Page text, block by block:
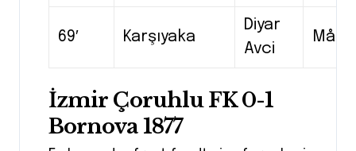
69′ Karşıyaka
Diyar
Avci
Mål
İzmir Çoruhlu FK 0-1
Bornova 1877